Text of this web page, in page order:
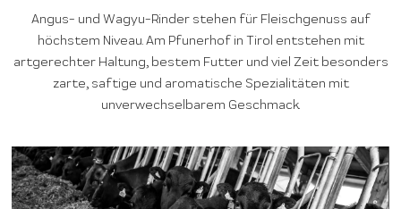
Angus- und Wagyu-Rinder stehen für Fleischgenuss auf
höchstem Niveau. Am Pfunerhof in Tirol entstehen mit
artgerechter Haltung, bestem Futter und viel Zeit besonders
zarte, saftige und aromatische Spezialitäten mit
unverwechselbarem Geschmack.